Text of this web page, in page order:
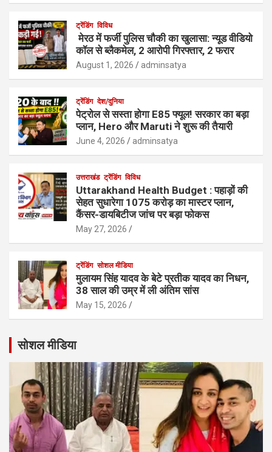
ट्रेंडिंग विविध
मेरठ में फर्जी पुलिस चौकी का खुलासा: न्यूड वीडियो
कॉल से ब्लैकमेल, 2 आरोपी गिरफ्तार, 2 फरार
August 1, 2026 adminsatya
ट्रेंडिंग देश/दुनिया
पेट्रोल से सस्ता होगा E85 फ्यूल! सरकार का बड़ा
प्लान, Hero और Maruti ने शुरू की तैयारी
June 4, 2026 adminsatya
उत्तराखंड ट्रेंडिंग विविध
Uttarakhand Health Budget : पहाड़ों की
सेहत सुधारेगा 1075 करोड़ का मास्टर प्लान,
कैंसर-डायबिटीज जांच पर बड़ा फोकस
May 27, 2026
ट्रेंडिंग सोशल मीडिया
मुलायम सिंह यादव के बेटे प्रतीक यादव का निधन,
38 साल की उम्र में ली अंतिम सांस
May 15, 2026
सोशल मीडिया